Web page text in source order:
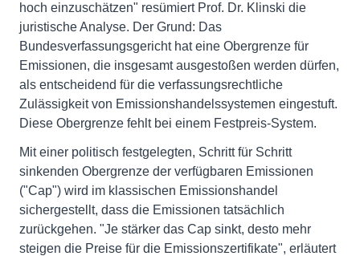
hoch einzuschätzen" resümiert Prof. Dr. Klinski die
juristische Analyse. Der Grund: Das
Bundesverfassungsgericht hat eine Obergrenze für
Emissionen, die insgesamt ausgestoßen werden dürfen,
als entscheidend für die verfassungsrechtliche
Zulässigkeit von Emissionshandelssystemen eingestuft.
Diese Obergrenze fehlt bei einem Festpreis-System.
Mit einer politisch festgelegten, Schritt für Schritt
sinkenden Obergrenze der verfügbaren Emissionen
("Cap") wird im klassischen Emissionshandel
sichergestellt, dass die Emissionen tatsächlich
zurückgehen. "Je stärker das Cap sinkt, desto mehr
steigen die Preise für die Emissionszertifikate", erläutert